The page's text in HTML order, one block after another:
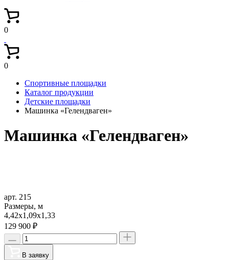
0
0
Спортивные площадки
Каталог продукции
Детские площадки
Машинка «Гелендваген»
Машинка «Гелендваген»
арт. 215
Размеры, м
4,42х1,09х1,33
129 900 ₽
В заявку